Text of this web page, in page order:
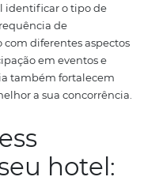
de um
na
que nem
Então, estudar a
boa estratégia. É